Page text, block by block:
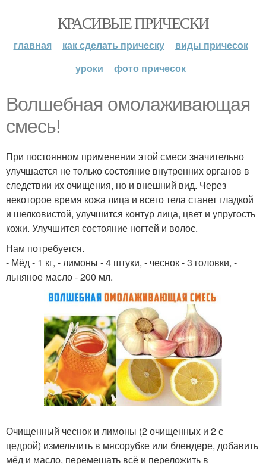
КРАСИВЫЕ ПРИЧЕСКИ
главная как сделать прическу
виды причесок
уроки
фото причесок
Волшебная омолаживающая
смесь!
При постоянном применении этой смеси значительно
улучшается не только состояние внутренних органов в
следствии их очищения, но и внешний вид. Через
некоторое время кожа лица и всего тела станет гладкой
и шелковистой, улучшится контур лица, цвет и упругость
кожи. Улучшится состояние ногтей и волос.
Нам потребуется.
- Мёд - 1 кг, - лимоны - 4 штуки, - чеснок - 3 головки, -
льняное масло - 200 мл.
Очищенный чеснок и лимоны (2 очищенных и 2 с
цедрой) измельчить в мясорубке или блендере, добавить
мёд и масло, перемешать всё и переложить в